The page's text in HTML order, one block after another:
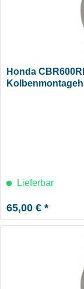
Honda
Lieferbar
65,00 € *